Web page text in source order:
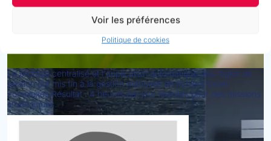
Voir les préférences
Politique de cookies
Le pilotage centralisé et l'application automatique des règles de
gestion ont mis fin à la gestion manuelle de fichiers Excel
complexes.Résultat : 4 heures par jour libérées pour des missions
stratégiques.